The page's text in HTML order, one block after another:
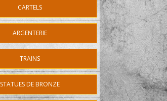
CARTELS
ARGENTERIE
TRAINS
STATUES DE BRONZE